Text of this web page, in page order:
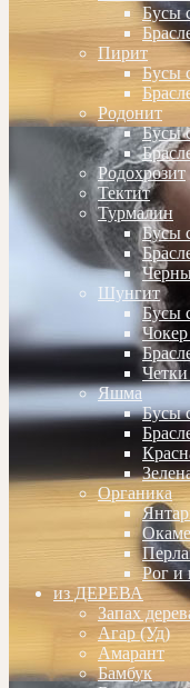
Бусы
Пирит
Бусы
Родонит
Бусы
Родохрозит
Тектит
Турмалин
Бусы
Шунгит
Бусы
Яшма
Бусы
Органика
Рог и
из ДЕРЕВА
Запах
Агар (Уд)
Амарант
Бамбук